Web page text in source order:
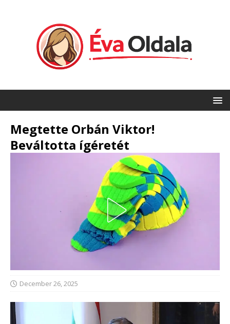
Megtette Orbán Viktor!
Beváltotta ígéretét
December 26, 2025